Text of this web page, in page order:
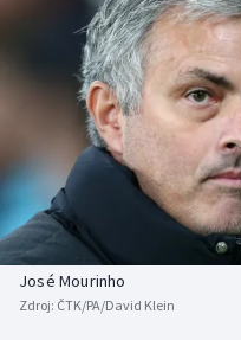
DALŠÍ SPORTY
Americký fotbal
Baseball a softbal
Basketbal
Biatlon
Boby a skeleton
NEPŘEHLÉDNĚTE
Soutěže
Historické návraty
Aplikace ČT sport
AZ kvíz
José Mourinho
Zdroj: ČTK/PA/David Klein